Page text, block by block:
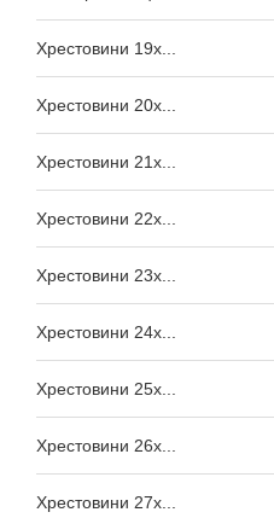
Хрестовини 19x...
Хрестовини 20x...
Хрестовини 21x...
Хрестовини 22x...
Хрестовини 23x...
Хрестовини 24x...
Хрестовини 25x...
Хрестовини 26x...
Хрестовини 27x...